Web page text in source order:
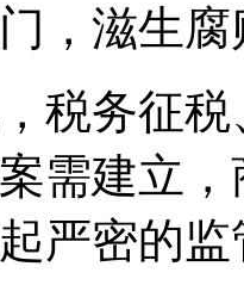
，滋生腐
务征税
需建立
严密的